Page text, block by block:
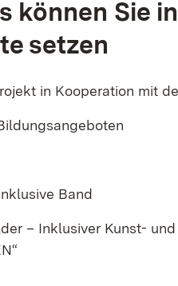
können Sie
setzen
in Kooperation mit
Band
– Inklusiver Kunst-